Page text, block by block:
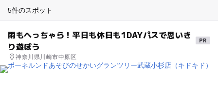
5件のスポット
雨もへっちゃら！平日も休日も1DAYパスで思いき
り遊ぼう
神奈川県川崎市中原区